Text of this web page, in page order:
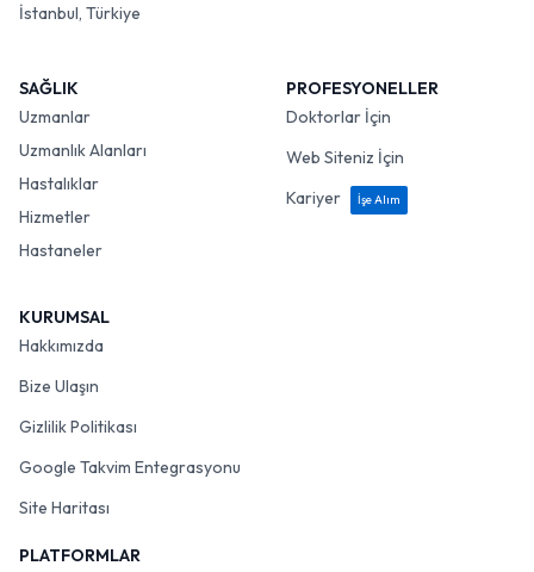
İstanbul, Türkiye
SAĞLIK
Uzmanlar
Uzmanlık Alanları
Hastalıklar
Hizmetler
Hastaneler
PROFESYONELLER
Doktorlar İçin
Web Siteniz İçin
Kariyer
İşe Alım
KURUMSAL
Hakkımızda
Bize Ulaşın
Gizlilik Politikası
Google Takvim Entegrasyonu
Site Haritası
PLATFORMLAR